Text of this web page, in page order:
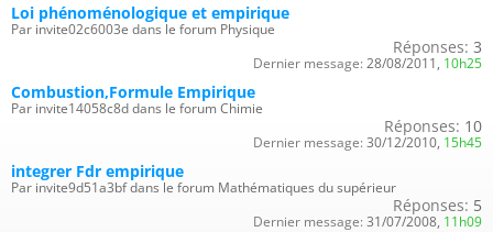
Loi phénoménologique et empirique
Par invite02c6003e dans le forum Physique
Réponses: 3
Dernier message: 28/08/2011, 10h25
Combustion,Formule Empirique
Par invite14058c8d dans le forum Chimie
Réponses: 10
Dernier message: 30/12/2010, 15h45
integrer Fdr empirique
Par invite9d51a3bf dans le forum Mathématiques du supérieur
Réponses: 5
Dernier message: 31/07/2008, 11h09